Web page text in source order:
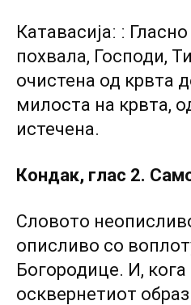
Катавасијаː ː
похвала, Господи,
очистена од крвта
милоста на крвта,
истечена.
Кондак, глас 2.
Словото
описливо со
Богородице. И, кога
осквернетиот